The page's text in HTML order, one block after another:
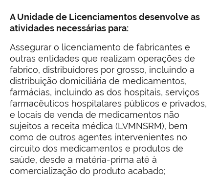
A Unidade de Licenciamentos desenvolve as
atividades necessárias para:
Assegurar o licenciamento de fabricantes e
outras entidades que realizam operações de
fabrico, distribuidores por grosso, incluindo a
distribuição domiciliária de medicamentos,
farmácias, incluindo as dos hospitais, serviços
farmacêuticos hospitalares públicos e privados,
e locais de venda de medicamentos não
sujeitos a receita médica (LVMNSRM), bem
como de outros agentes intervenientes no
circuito dos medicamentos e produtos de
saúde, desde a matéria-prima até à
comercialização do produto acabado;